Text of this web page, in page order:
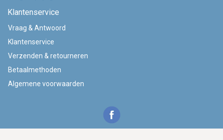
Klantenservice
Vraag & Antwoord
Klantenservice
Verzenden & retourneren
Betaalmethoden
Algemene voorwaarden